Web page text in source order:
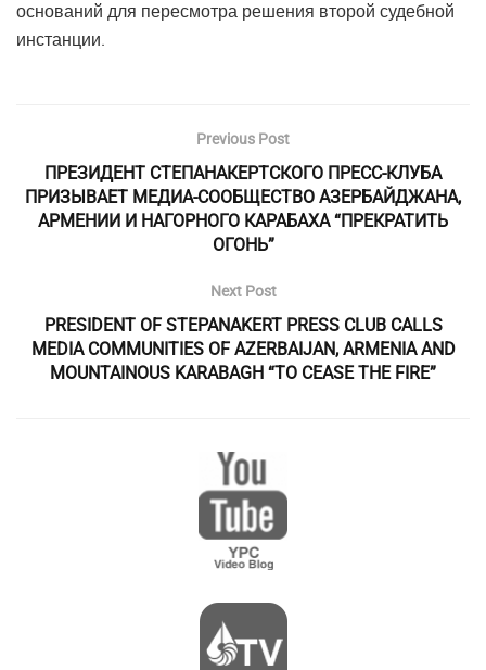
оснований для пересмотра решения второй судебной
инстанции.
Previous Post
ПРЕЗИДЕНТ СТЕПАНАКЕРТСКОГО ПРЕСС-КЛУБА
ПРИЗЫВАЕТ МЕДИА-СООБЩЕСТВО АЗЕРБАЙДЖАНА,
АРМЕНИИ И НАГОРНОГО КАРАБАХА “ПРЕКРАТИТЬ
ОГОНЬ”
Next Post
PRESIDENT OF STEPANAKERT PRESS CLUB CALLS
MEDIA COMMUNITIES OF AZERBAIJAN, ARMENIA AND
MOUNTAINOUS KARABAGH “TO CEASE THE FIRE”